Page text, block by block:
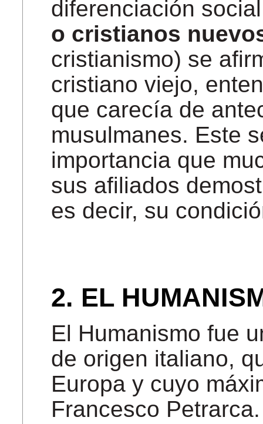
diferenciación
o cristianos
cristianismo) se
cristiano viejo,
que carecía de
musulmanes. Este
importancia que
sus afiliados
es decir, su
2. EL
El Humanismo fue
de origen italiano,
Europa y cuyo
Francesco